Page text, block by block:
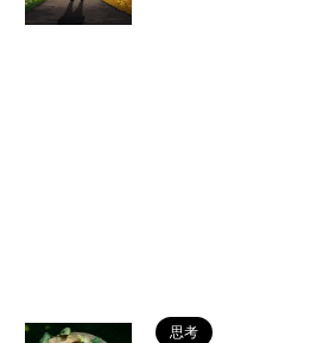
思考